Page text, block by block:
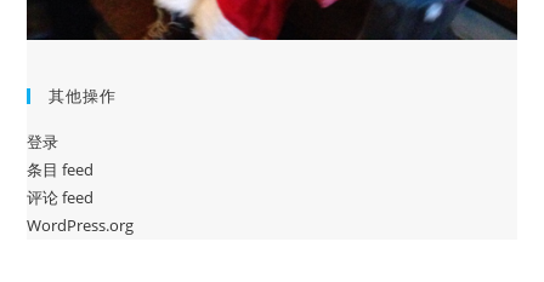
其他操作
登录
条目 feed
评论 feed
WordPress.org